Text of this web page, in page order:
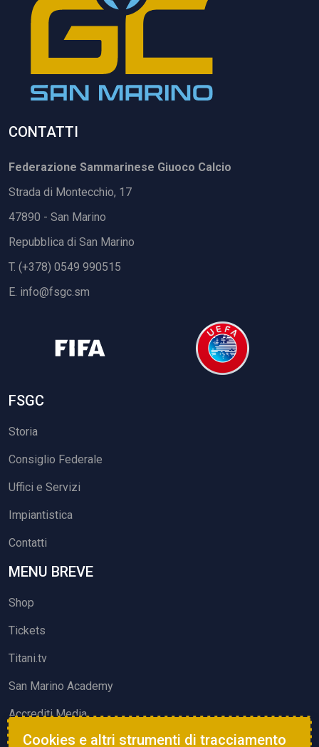
CONTATTI
Federazione Sammarinese Giuoco Calcio
Strada di Montecchio, 17
47890 - San Marino
Repubblica di San Marino
T. (+378) 0549 990515
E. info@fsgc.sm
FSGC
Storia
Consiglio Federale
Uffici e Servizi
Impiantistica
Contatti
MENU BREVE
Shop
Tickets
Titani.tv
San Marino Academy
Accrediti Media
ATTIVITÀ ED EVENTI
Cookies e altri strumenti di tracciamento